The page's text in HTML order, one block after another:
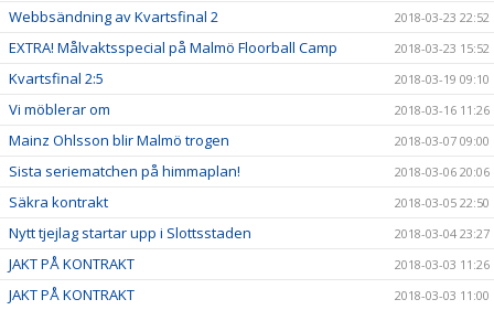
Webbsändning av Kvartsfinal 2 2018-03-23 22:52
EXTRA! Målvaktsspecial på Malmö Floorball Camp 2018-03-23 15:52
Kvartsfinal 2:5 2018-03-19 09:10
Vi möblerar om 2018-03-16 11:26
Mainz Ohlsson blir Malmö trogen 2018-03-07 09:00
Sista seriematchen på himmaplan! 2018-03-06 20:06
Säkra kontrakt 2018-03-05 22:50
Nytt tjejlag startar upp i Slottsstaden 2018-03-04 23:27
JAKT PÅ KONTRAKT 2018-03-03 11:26
JAKT PÅ KONTRAKT 2018-03-03 11:00